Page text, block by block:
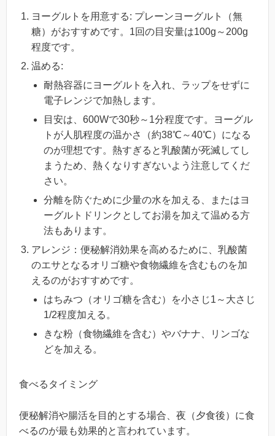
ヨーグルトを用意する: プレーンヨーグルト（無
糖）がおすすめです。1回の目安量は100g～200g
程度です。
温める:
耐熱容器にヨーグルトを入れ、ラップをせずに
電子レンジで加熱します。
目安は、600Wで30秒～1分程度です。ヨーグル
トが人肌程度の温かさ（約38℃～40℃）になる
のが理想です。熱すぎると乳酸菌が死滅してし
まうため、熱くなりすぎないよう注意してくだ
さい。
分離を防ぐために少量の水を加える、またはヨ
ーグルトドリンクとしてお湯を加えて温める方
法もあります。
アレンジ：便秘解消効果を高めるために、乳酸菌
のエサとなるオリゴ糖や食物繊維を含むものを加
えるのがおすすめです。
はちみつ（オリゴ糖を含む）を小さじ1～大さじ
1/2程度加える。
きな粉（食物繊維を含む）やバナナ、リンゴな
どを加える。
食べるタイミング
便秘解消や腸活を目的とする場合、夜（夕食後）に食
べるのが最も効果的と言われています。